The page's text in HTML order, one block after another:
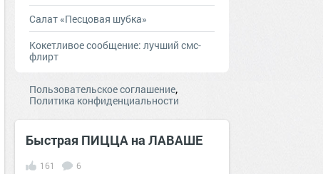
Салат «Песцовая шубка»
Кокетливое сообщение: лучший смс-
флирт
Пользовательское соглашение,
Политика конфиденциальности
Быстрая ПИЦЦА на ЛАВАШЕ
161 6